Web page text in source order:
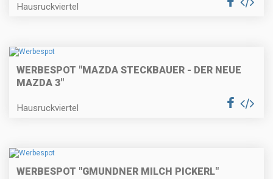
Hausruckviertel
WERBESPOT "MAZDA STECKBAUER - DER NEUE
MAZDA 3"
Hausruckviertel
WERBESPOT "GMUNDNER MILCH PICKERL"